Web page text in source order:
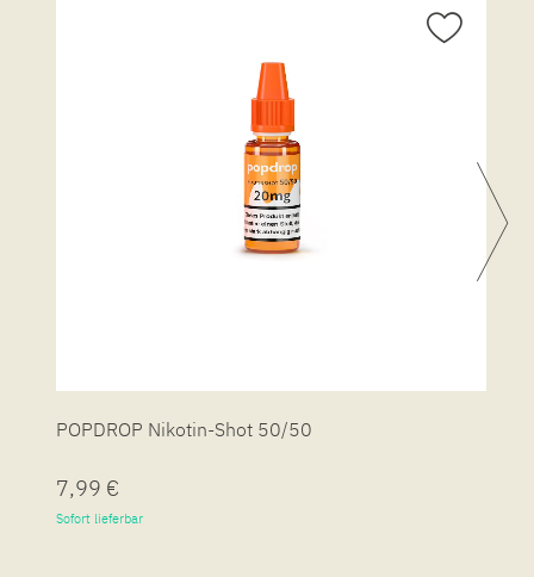
POPDROP Nikotin-Shot 50/50
7,99 €
Sofort lieferbar